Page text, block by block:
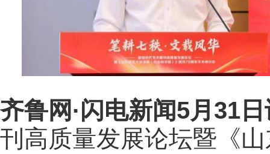
齐鲁网 ·闪电新闻5月31
刊高质量发展论坛暨《